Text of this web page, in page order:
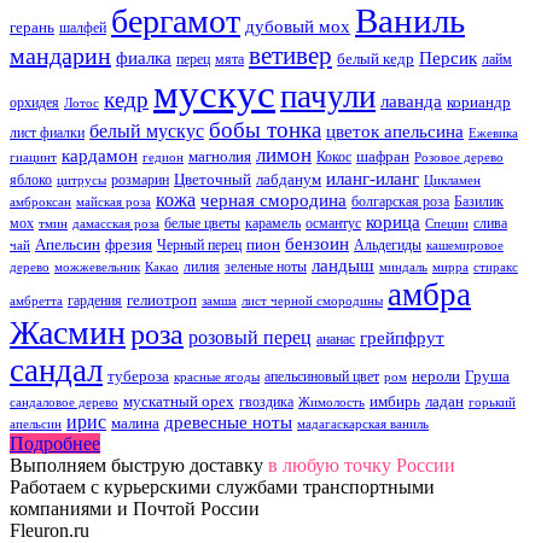
герань шалфей бергамот дубовый мох Ваниль
мандарин фиалка перец мята ветивер белый кедр Персик лайм
орхидея Лотос кедр мускуспачули лаванда кориандр
лист фиалки белый мускус бобы тонка цветок апельсина Ежевика
гиацинт кардамон гедион магнолия лимон Кокос шафран Розовое дерево
яблоко цитрусы розмарин Цветочный лабданум иланг-иланг Цикламен
амброксан майская роза кожа черная смородина болгарская роза Базилик
мох тмин дамасская роза белые цветы карамель османтус корица Специи слива
чай Апельсин фрезия Черный перец пион бензоин Альдегиды кашемировое
дерево можжевельник Какао лилия зеленые ноты ландыш миндаль мирра стиракс
амбретта гардения гелиотроп замша лист черной смородины амбра
Жасминроза розовый перец ананас грейпфрут
сандал тубероза красные ягоды апельсиновый цвет ром нероли Груша
сандаловое дерево мускатный орех гвоздика Жимолость имбирь ладан горький
апельсин ирис малина древесные ноты мадагаскарская ваниль
Подробнее
Выполняем быструю доставку в любую точку России
Работаем с курьерскими службами транспортными
компаниями и Почтой России
Fleuron.ru